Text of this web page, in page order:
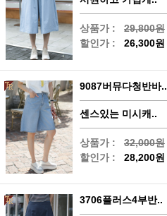
상품가 : 29,800원
할인가 : 26,300원
9087버뮤다청반바..
센스있는 미시캐..
상품가 : 32,000원
할인가 : 28,200원
3706플러스4부반..